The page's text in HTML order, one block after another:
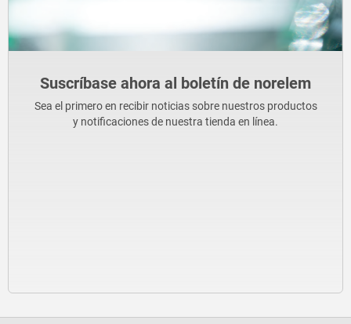
Suscríbase ahora al boletín de norelem
Sea el primero en recibir noticias sobre nuestros productos
y notificaciones de nuestra tienda en línea.